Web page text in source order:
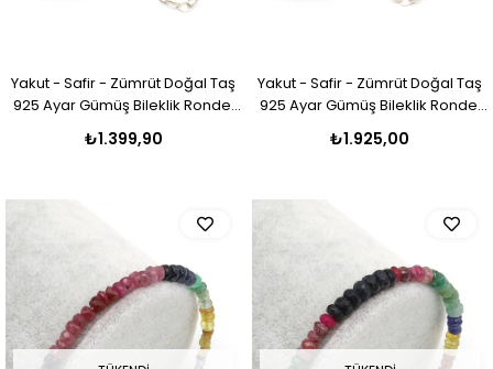
Yakut - Safir - Zümrüt Doğal Taş
925 Ayar Gümüş Bileklik Rondel
Kesim - BLK-2026
₺1.399,90
Yakut - Safir - Zümrüt Doğal Taş
925 Ayar Gümüş Bileklik Rondel
Kesim - BLK-2025
₺1.925,00